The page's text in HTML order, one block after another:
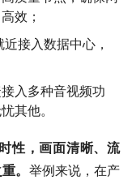
效；
接入数据中心，
入多种音视频功
其他。
性，画面清晰、流
。 举例来说，在产